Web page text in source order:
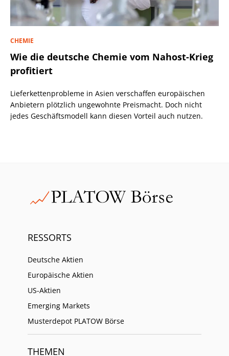
CHEMIE
Wie die deutsche Chemie vom Nahost-Krieg
profitiert
Lieferkettenprobleme in Asien verschaffen europäischen
Anbietern plötzlich ungewohnte Preismacht. Doch nicht
jedes Geschäftsmodell kann diesen Vorteil auch nutzen.
RESSORTS
Deutsche Aktien
Europäische Aktien
US-Aktien
Emerging Markets
Musterdepot PLATOW Börse
THEMEN